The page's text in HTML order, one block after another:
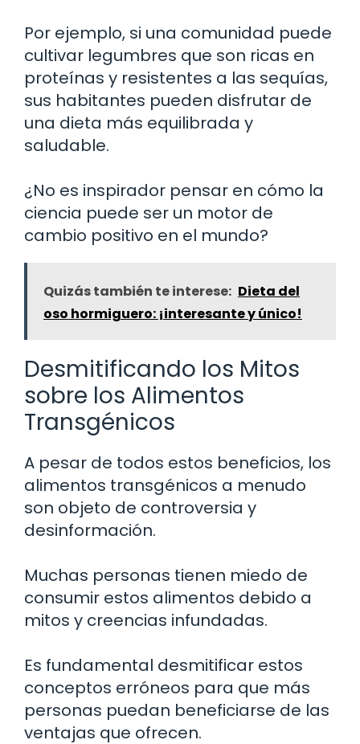
Por ejemplo, si una comunidad puede
cultivar legumbres que son ricas en
proteínas y resistentes a las sequías,
sus habitantes pueden disfrutar de
una dieta más equilibrada y
saludable.
¿No es inspirador pensar en cómo la
ciencia puede ser un motor de
cambio positivo en el mundo?
Quizás también te interese: Dieta del
oso hormiguero: ¡interesante y único!
Desmitificando los Mitos
sobre los Alimentos
Transgénicos
A pesar de todos estos beneficios, los
alimentos transgénicos a menudo
son objeto de controversia y
desinformación.
Muchas personas tienen miedo de
consumir estos alimentos debido a
mitos y creencias infundadas.
Es fundamental desmitificar estos
conceptos erróneos para que más
personas puedan beneficiarse de las
ventajas que ofrecen.